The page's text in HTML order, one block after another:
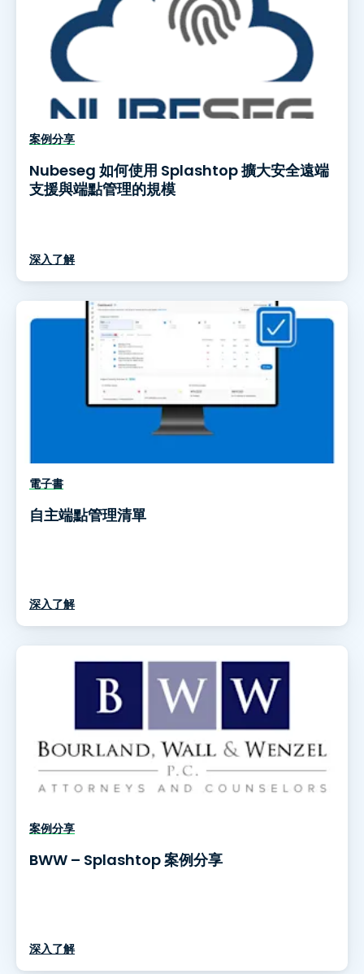
案例分享
Nubeseg 如何使用 Splashtop 擴大安全遠端
支援與端點管理的規模
深入了解
電子書
自主端點管理清單
深入了解
案例分享
BWW – Splashtop 案例分享
深入了解